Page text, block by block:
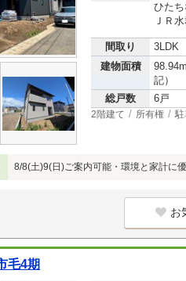
ひた
ＪＲ
間取り
3LDK
建物面積
98.94m
記）
総戸数
6戸
2階建て 所有権 駐
8/8(土)9(日)ご案内可能・環境と家計に
お
毛4期